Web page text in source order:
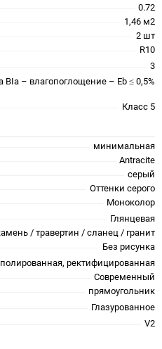
0.72
1,46 м2
2 шт
R10
3
BIa – влагопоглощение – Eb ≤ 0,5%
Класс 5
минимальная
Antracite
серый
Оттенки серого
Моноколор
Глянцевая
/ травертин / сланец / гранит
Без рисунка
полированная, ректифицированная
Современный
прямоугольник
Глазурованное
V2